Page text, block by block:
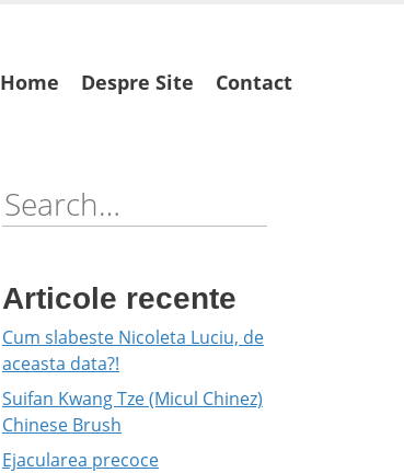
Skip
to
Home Despre Site Contact
Search
for:
Articole recente
Cum slabeste Nicoleta Luciu, de
aceasta data?!
Suifan Kwang Tze (Micul Chinez)
Chinese Brush
Ejacularea precoce